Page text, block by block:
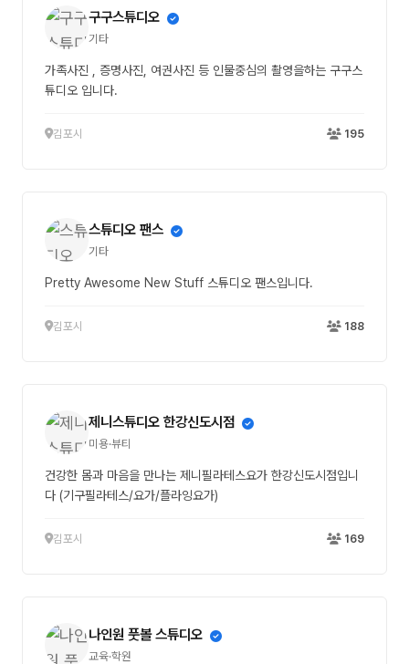
구구스튜디오
기타
가족사진 , 증명사진, 여권사진 등 인물중심의 촬영을하는 구구스
튜디오 입니다.
김포시 195
스튜디오 팬스
기타
Pretty Awesome New Stuff 스튜디오 팬스입니다.
김포시 188
제니스튜디오 한강신도시점
미용·뷰티
건강한 몸과 마음을 만나는 제니필라테스요가 한강신도시점입니
다 (기구필라테스/요가/플라잉요가)
김포시 169
나인원 풋볼 스튜디오
교육·학원